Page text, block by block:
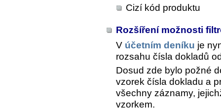
Cizí kód produktu
Rozšíření možnosti
V účetním deníku je
rozsahu čísla dokladů
Dosud zde bylo požné
vzorek čísla dokladu a
všechny záznamy,
vzorkem.